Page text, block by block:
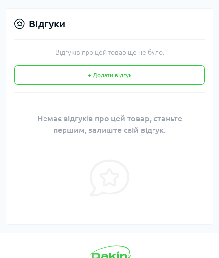
Відгуки
Відгуків про цей товар ще не було.
+ Додати відгук
Немає відгуків про цей товар, станьте
першим, залиште свій відгук.